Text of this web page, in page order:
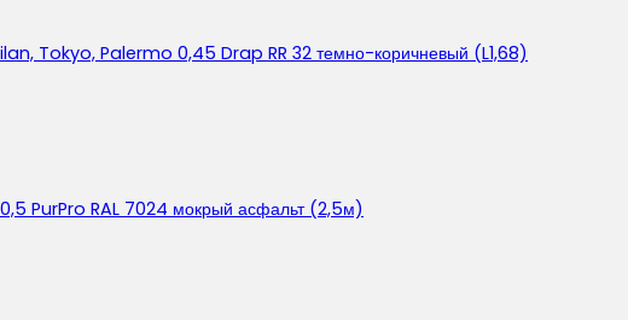
Tokyo, Palermo 0,45 Drap RR 32 темно-коричневый (L1,68)
PurPro RAL 7024 мокрый асфальт (2,5м)